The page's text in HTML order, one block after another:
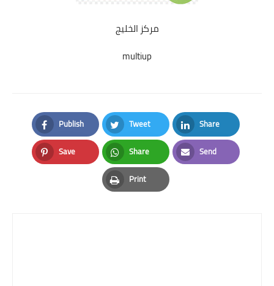
مركز الخليج
multiup
Publish
Facebook
Tweet
Twitter
Share
LinkedIn
Save
Pinterest
Share
Whatsapp
Send
Email
Print
Print